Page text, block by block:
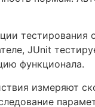
тестирования
JUnit
функционала.
измеряют